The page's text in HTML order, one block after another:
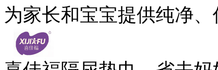
为家长和宝宝提供纯净